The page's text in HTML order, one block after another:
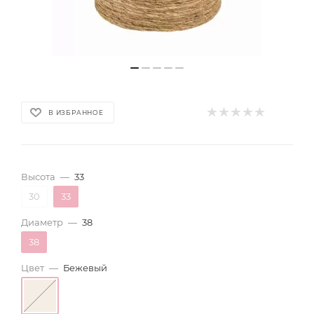
В ИЗБРАННОЕ
Высота — 33
30
33
Диаметр — 38
38
Цвет — Бежевый